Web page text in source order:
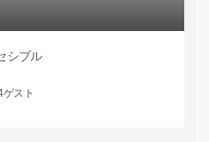
シブル
ゲスト